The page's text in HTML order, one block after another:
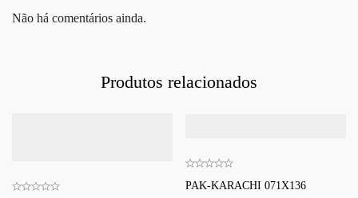
Não há comentários ainda.
Produtos relacionados
PAK-KARACHI 071X136